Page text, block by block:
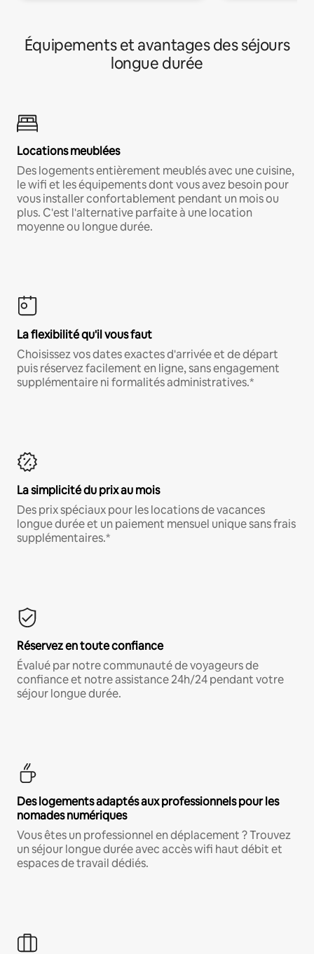
Équipements et avantages des séjours
longue durée
Locations meublées
Des logements entièrement meublés avec une cuisine,
le wifi et les équipements dont vous avez besoin pour
vous installer confortablement pendant un mois ou
plus. C'est l'alternative parfaite à une location
moyenne ou longue durée.
La flexibilité qu'il vous faut
Choisissez vos dates exactes d'arrivée et de départ
puis réservez facilement en ligne, sans engagement
supplémentaire ni formalités administratives.*
La simplicité du prix au mois
Des prix spéciaux pour les locations de vacances
longue durée et un paiement mensuel unique sans frais
supplémentaires.*
Réservez en toute confiance
Évalué par notre communauté de voyageurs de
confiance et notre assistance 24h/24 pendant votre
séjour longue durée.
Des logements adaptés aux professionnels pour les
nomades numériques
Vous êtes un professionnel en déplacement ? Trouvez
un séjour longue durée avec accès wifi haut débit et
espaces de travail dédiés.